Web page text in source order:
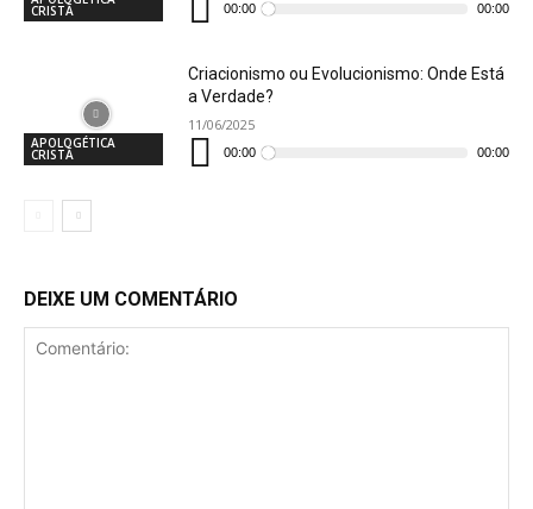
CRISTÃ
áudio
00:00 00:00
APOLOGÉTICA
CRISTÃ
Criacionismo ou Evolucionismo: Onde Está
a Verdade?
11/06/2025
Tocador
áudio
00:00 00:00
DEIXE UM COMENTÁRIO